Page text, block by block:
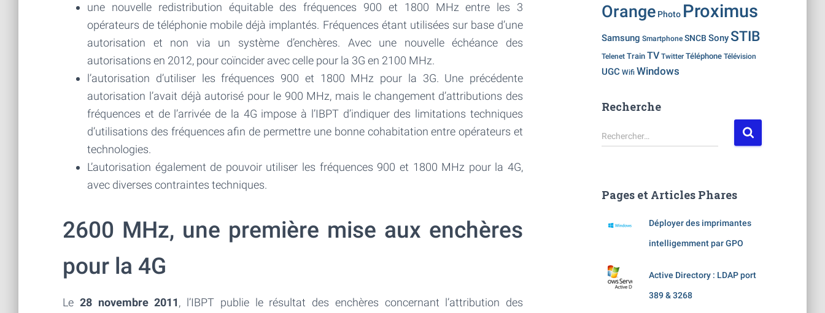
une nouvelle redistribution équitable des fréquences 900 et 1800 MHz entre les 3
opérateurs de téléphonie mobile déjà implantés. Fréquences étant utilisées sur base d’une
autorisation et non via un système d’enchères. Avec une nouvelle échéance des
autorisations en 2012, pour coïncider avec celle pour la 3G en 2100 MHz.
l’autorisation d’utiliser les fréquences 900 et 1800 MHz pour la 3G. Une précédente
autorisation l’avait déjà autorisé pour le 900 MHz, mais le changement d’attributions des
fréquences et de l’arrivée de la 4G impose à l’IBPT d’indiquer des limitations techniques
d’utilisations des fréquences afin de permettre une bonne cohabitation entre opérateurs et
technologies.
L’autorisation également de pouvoir utiliser les fréquences 900 et 1800 MHz pour la 4G,
avec diverses contraintes techniques.
2600 MHz, une première mise aux enchères
pour la 4G
Le 28 novembre 2011, l’IBPT publie le résultat des enchères concernant l’attribution des
Orange Photo Proximus
Samsung Smartphone SNCB Sony STIB
Telenet Train TV Twitter Téléphone Télévision
UGC Wifi Windows
Recherche
R
e
r
Rechercher…
Pages et Articles Phares
Déployer des imprimantes
intelligemment par GPO
Active Directory : LDAP port
389 & 3268